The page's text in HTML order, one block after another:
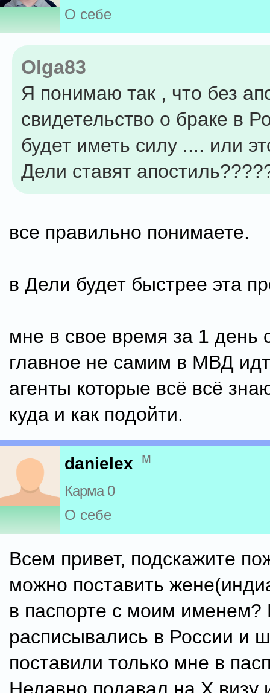
О себе
Olga83
Я понимаю так , что без
свидетельство о браке в
будет иметь силу .... или
Дели ставят
все правильно понимаете.
в Дели будет быстрее эта
мне в свое время за 1 день
главное не самим в МВД
агенты которые всё всё
куда и как подойти.
danielex м
Карма 0
О себе
Всем привет, подскажите
можно поставить
в паспорте с моим
расписывались в России и
поставили только мне в